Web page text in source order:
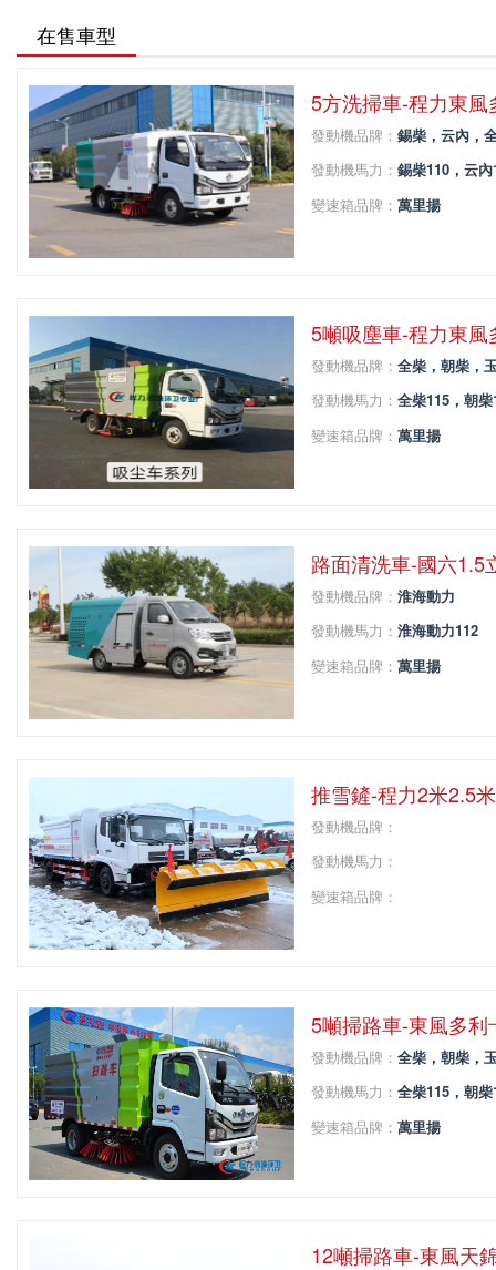
在售車型
5方洗掃車-程力東
發動機品牌： 錫柴，云內，
發動機馬力： 錫柴110，云內
變速箱品牌： 萬里揚
5噸吸塵車-程力東
發動機品牌： 全柴，朝柴，
發動機馬力： 全柴115，
變速箱品牌： 萬里揚
路面清洗車-國六1.5
發動機品牌： 淮海動力
發動機馬力： 淮海動力112
變速箱品牌： 萬里揚
推雪鏟-程力2米2.5
發動機品牌：
發動機馬力：
變速箱品牌：
5噸掃路車-東風多
發動機品牌： 全柴，朝柴，
發動機馬力： 全柴115，朝
變速箱品牌： 萬里揚
12噸掃路車-東風天